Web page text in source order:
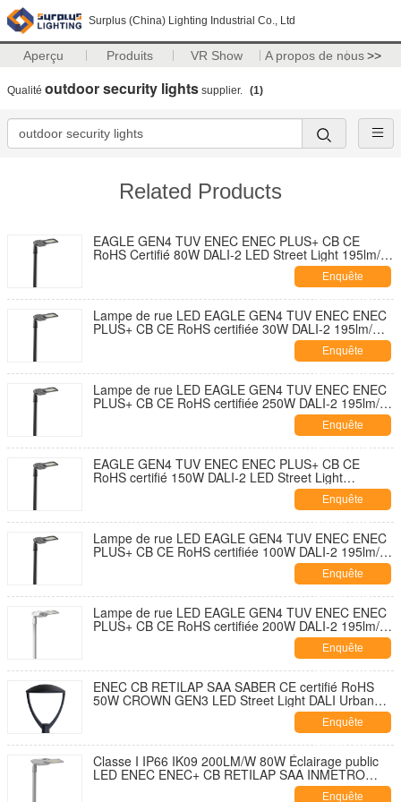
Surplus (China) Lighting Industrial Co., Ltd
Aperçu Produits VR Show A propos de nous>>
Qualité outdoor security lights supplier. (1)
Related Products
EAGLE GEN4 TUV ENEC ENEC PLUS+ CB CE
RoHS Certifié 80W DALI-2 LED Street Light 195lm/W
Avec 7 PIN NEMA Socket Shorting Cap et 10KV SPD
Enquête
maintenant
Lampe de rue LED EAGLE GEN4 TUV ENEC ENEC
PLUS+ CB CE RoHS certifiée 30W DALI-2 195lm/W
avec capuchon de fermeture de douille NEMA 7
broches et conception auto-nettoyante et ouverture
sans outil avec parasurtenseur 10KV
Enquête
maintenant
Lampe de rue LED EAGLE GEN4 TUV ENEC ENEC
PLUS+ CB CE RoHS certifiée 250W DALI-2 195lm/W
avec capuchon de fermeture de prise NEMA 7
broches et conception à ouverture sans outil et
autonettoyante avec parasurtenseur 10KV
Enquête
maintenant
EAGLE GEN4 TUV ENEC ENEC PLUS+ CB CE
RoHS certifié 150W DALI-2 LED Street Light
195lm/W Avec 7 PIN NEMA Socket Shorting Cap et
10KV SPD Développement sans outil et sans
ouverture et autodécouvrant
Enquête
maintenant
Lampe de rue LED EAGLE GEN4 TUV ENEC ENEC
PLUS+ CB CE RoHS certifiée 100W DALI-2 195lm/W
avec capuchon de fermeture de douille NEMA 7
broches et parasurtenseur 10KV Conception à
ouverture sans outil et autonettoyante
Enquête
maintenant
Lampe de rue LED EAGLE GEN4 TUV ENEC ENEC
PLUS+ CB CE RoHS certifiée 200W DALI-2 195lm/W
avec capuchon de fermeture de douille NEMA 7
broches et parasurtenseur 10KV Conception à
ouverture sans outil et autonettoyante
Enquête
maintenant
ENEC CB RETILAP SAA SABER CE certifié RoHS
50W CROWN GEN3 LED Street Light DALI Urban
Street Light Garden Light INMETRO IP66 Design
Enquête
maintenant
Classe I IP66 IK09 200LM/W 80W Éclairage public
LED ENEC ENEC+ CB RETILAP SAA INMETRO
Certifié Zhaga-D4i Garantie 10 ans Conception
Enquête